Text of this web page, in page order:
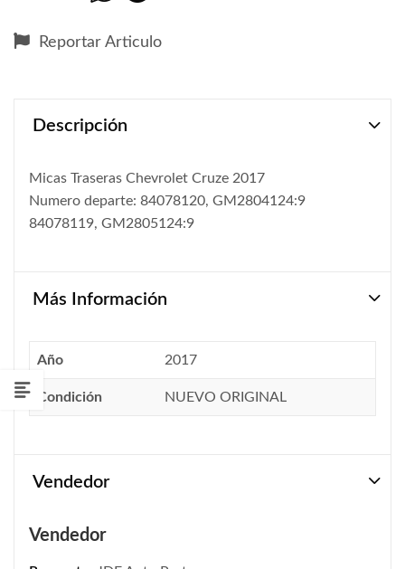
Reportar Articulo
Descripción
Micas Traseras Chevrolet Cruze 2017
Numero departe: 84078120, GM2804124:9
84078119, GM2805124:9
Más Información
Año 2017
Condición NUEVO ORIGINAL
Vendedor
Vendedor